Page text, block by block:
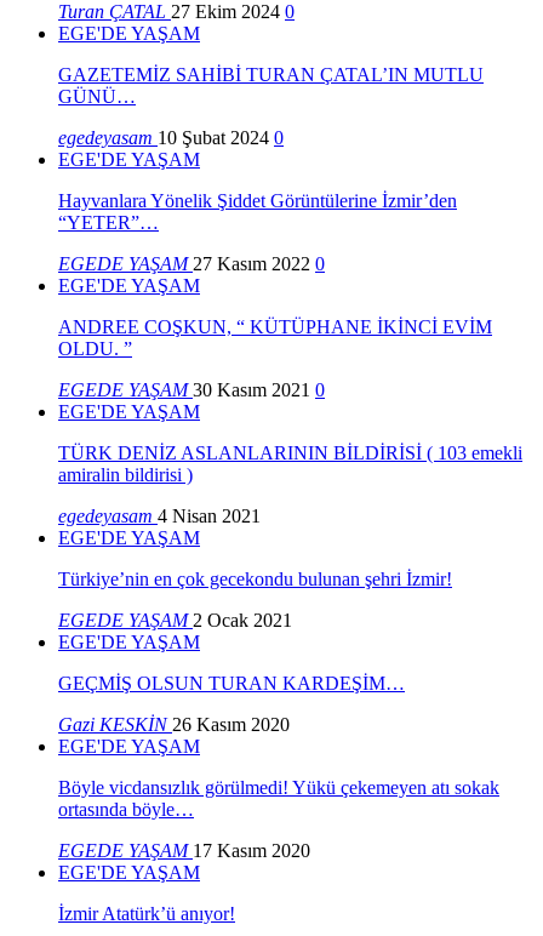
Turan ÇATAL 27 Ekim 2024 0
EGE'DE YAŞAM
GAZETEMİZ SAHİBİ TURAN ÇATAL’IN MUTLU
GÜNÜ…
egedeyasam 10 Şubat 2024 0
EGE'DE YAŞAM
Hayvanlara Yönelik Şiddet Görüntülerine İzmir’den
“YETER”…
EGEDE YAŞAM 27 Kasım 2022 0
EGE'DE YAŞAM
ANDREE COŞKUN, “ KÜTÜPHANE İKİNCİ EVİM
OLDU. ”
EGEDE YAŞAM30 Kasım 2021 0
EGE'DE YAŞAM
TÜRK DENİZ ASLANLARININ BİLDİRİSİ ( 103 emekli
amiralin bildirisi )
egedeyasam 4 Nisan 2021
EGE'DE YAŞAM
Türkiye’nin en çok gecekondu bulunan şehri İzmir!
EGEDE YAŞAM 2 Ocak 2021
EGE'DE YAŞAM
GEÇMİŞ OLSUN TURAN KARDEŞİM…
Gazi KESKİN 26 Kasım 2020
EGE'DE YAŞAM
Böyle vicdansızlık görülmedi! Yükü çekemeyen atı sokak
ortasında böyle…
EGEDE YAŞAM 17 Kasım 2020
EGE'DE YAŞAM
İzmir Atatürk’ü anıyor!